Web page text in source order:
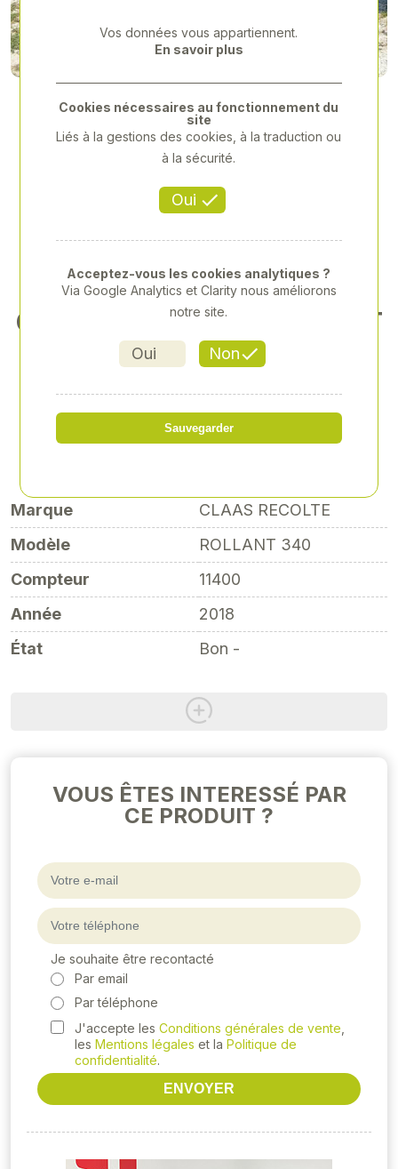
CLAAS RECOLTE - ROLLANT
340 - 2018
Référence: 00046232
20 000,00 € HT
Marque
CLAAS RECOLTE
Modèle
ROLLANT 340
Compteur
11400
Année
2018
État
Bon -
VOUS ÊTES INTERESSÉ PAR
CE PRODUIT ?
Je souhaite être recontacté
Par email
Par téléphone
J'accepte les Conditions générales de vente
les Mentions légales et la Politique de
confidentialité.
ENVOYER
Vos données vous appartiennent.
En savoir plus
Oui
Cookies nécessaires au fonctionnement du
site
Liés à la gestions des cookies, à la traduction ou
à la sécurité.
Oui Non
Acceptez-vous les cookies analytiques ?
Via Google Analytics et Clarity nous améliorons
notre site.
Sauvegarder